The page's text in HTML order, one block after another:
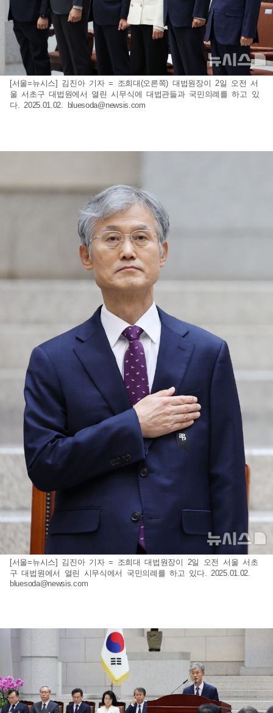
[서울=뉴시스] 김진아 기자 = 조희대(오른쪽) 대법원장이 2일 오전 서
울 서초구 대법원에서 열린 시무식에 대법관들과 국민의례를 하고 있
다. 2025.01.02.
bluesoda@newsis.com
[서울=뉴시스] 김진아 기자 = 조희대 대법원장이 2일 오전 서울 서초
구 대법원에서 열린 시무식에서 국민의례를 하고 있다. 2025.01.02.
bluesoda@newsis.com